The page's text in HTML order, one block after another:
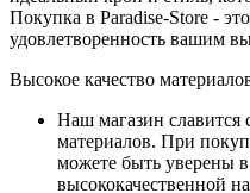
Покупка в Paradise-Store -
удовлетворенность вашим
Высокое качество
Наш магазин славится
материалов. При
можете быть уверены
высококачественной